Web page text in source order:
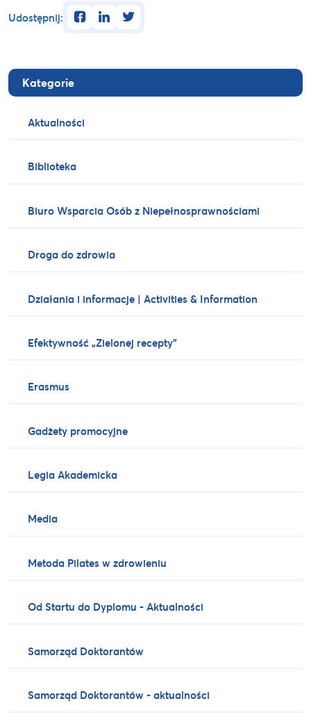
Kategorie
Aktualności
Biblioteka
Biuro Wsparcia Osób z Niepełnosprawnościami
Droga do zdrowia
Działania i informacje | Activities & Information
Efektywność „Zielonej recepty”
Erasmus
Gadżety promocyjne
Legia Akademicka
Media
Metoda Pilates w zdrowieniu
Od Startu do Dyplomu - Aktualności
Samorząd Doktorantów
Samorząd Doktorantów - aktualności
Udostępnij: facebooklinkedintwitter